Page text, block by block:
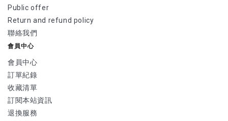
Public offer
Return and refund policy
聯絡我們
會員中心
會員中心
訂單紀錄
收藏清單
訂閱本站資訊
退換服務